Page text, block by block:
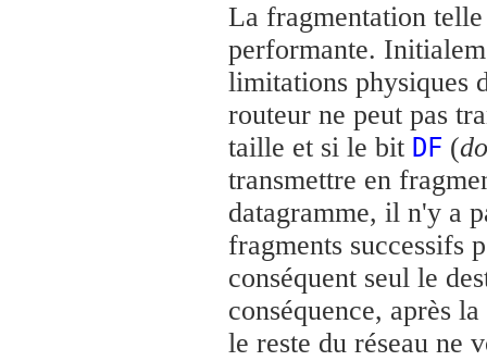
La fragmentation telle
performante.
limitations physiques
routeur ne peut pas
taille et si le bit DF (
transmettre en
datagramme, il n'y a
fragments successifs
conséquent seul le
conséquence, après
le reste du réseau ne